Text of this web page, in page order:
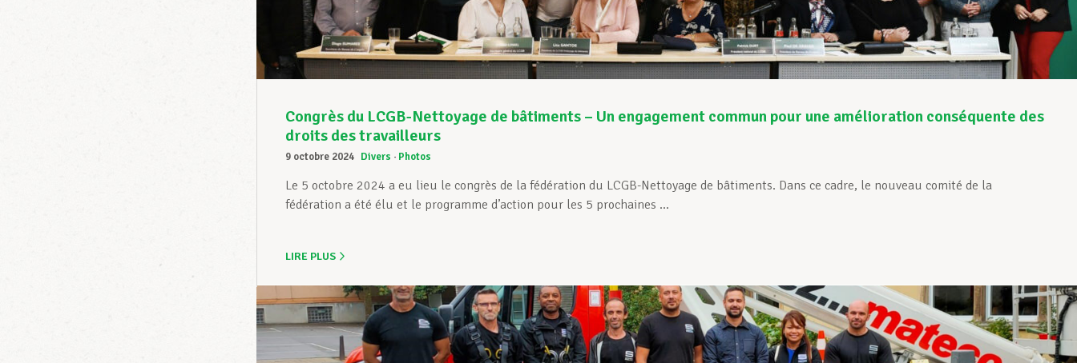
Congrès du LCGB-Nettoyage de bâtiments – Un engagement commun pour une amélioration conséquente des
droits des travailleurs
9 octobre 2024 Divers Photos
Le 5 octobre 2024 a eu lieu le congrès de la fédération du LCGB-Nettoyage de bâtiments. Dans ce cadre, le nouveau comité de la
fédération a été élu et le programme d’action pour les 5 prochaines ...
LIRE PLUS